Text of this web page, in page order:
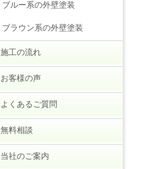
ブルー系の外壁塗装
ブラウン系の外壁塗装
施工の流れ
お客様の声
よくあるご質問
無料相談
当社のご案内